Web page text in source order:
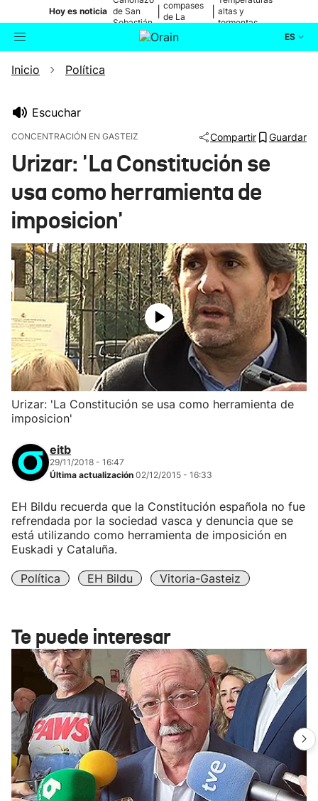
Hoy es noticia de San
Sebastián
compases
de La
altas y
tormentas
ES
Buscador
Ikusmiran
Inicio Política
Escuchar
CONCENTRACIÓN EN GASTEIZ Compartir Guardar
Urizar: 'La Constitución se
usa como herramienta de
imposicion'
Urizar: 'La Constitución se usa como herramienta de
imposicion'
eitb
29/11/2018 - 16:47
Última actualización 02/12/2015 - 16:33
EH Bildu recuerda que la Constitución española no fue
refrendada por la sociedad vasca y denuncia que se
está utilizando como herramienta de imposición en
Euskadi y Cataluña.
Política EH Bildu Vitoria-Gasteiz
Te puede interesar